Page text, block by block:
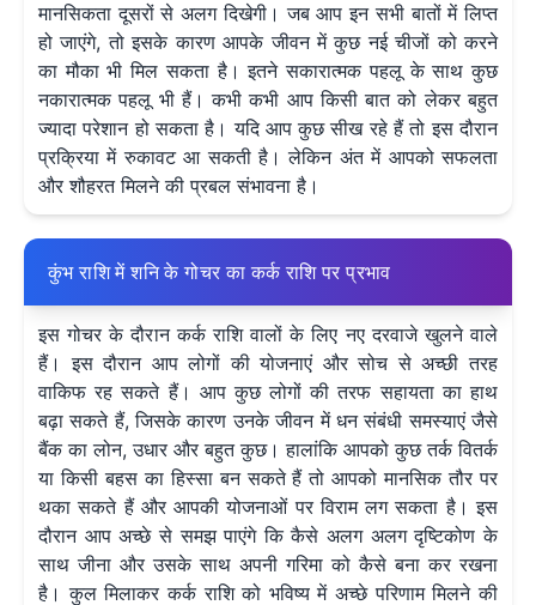
मानसिकता दूसरों से अलग दिखेगी। जब आप इन सभी बातों में लिप्त
हो जाएंगे, तो इसके कारण आपके जीवन में कुछ नई चीजों को करने
का मौका भी मिल सकता है। इतने सकारात्मक पहलू के साथ कुछ
नकारात्मक पहलू भी हैं। कभी कभी आप किसी बात को लेकर बहुत
ज्यादा परेशान हो सकता है। यदि आप कुछ सीख रहे हैं तो इस दौरान
प्रक्रिया में रुकावट आ सकती है। लेकिन अंत में आपको सफलता
और शौहरत मिलने की प्रबल संभावना है।
कुंभ राशि में शनि के गोचर का कर्क राशि पर प्रभाव
इस गोचर के दौरान कर्क राशि वालों के लिए नए दरवाजे खुलने वाले
हैं। इस दौरान आप लोगों की योजनाएं और सोच से अच्छी तरह
वाकिफ रह सकते हैं। आप कुछ लोगों की तरफ सहायता का हाथ
बढ़ा सकते हैं, जिसके कारण उनके जीवन में धन संबंधी समस्याएं जैसे
बैंक का लोन, उधार और बहुत कुछ। हालांकि आपको कुछ तर्क वितर्क
या किसी बहस का हिस्सा बन सकते हैं तो आपको मानसिक तौर पर
थका सकते हैं और आपकी योजनाओं पर विराम लग सकता है। इस
दौरान आप अच्छे से समझ पाएंगे कि कैसे अलग अलग दृष्टिकोण के
साथ जीना और उसके साथ अपनी गरिमा को कैसे बना कर रखना
है। कुल मिलाकर कर्क राशि को भविष्य में अच्छे परिणाम मिलने की